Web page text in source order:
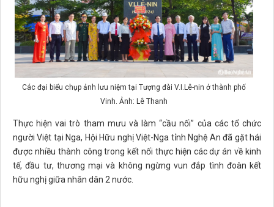
Các đại biểu chụp ảnh lưu niệm tại Tượng đài V.I.Lê-nin ở thành phố
Vinh. Ảnh: Lê Thanh
Thực hiện vai trò tham mưu và làm “cầu nối” của các tổ chức
người Việt tại Nga, Hội Hữu nghị Việt-Nga tỉnh Nghệ An đã gặt hái
được nhiều thành công trong kết nối thực hiện các dự án về kinh
tế, đầu tư, thương mại và không ngừng vun đắp tình đoàn kết
hữu nghị giữa nhân dân 2 nước.